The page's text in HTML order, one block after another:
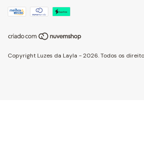
Copyright Luzes da Layla - 2026. Todos os